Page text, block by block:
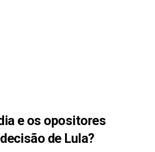
e os opositores
de Lula?